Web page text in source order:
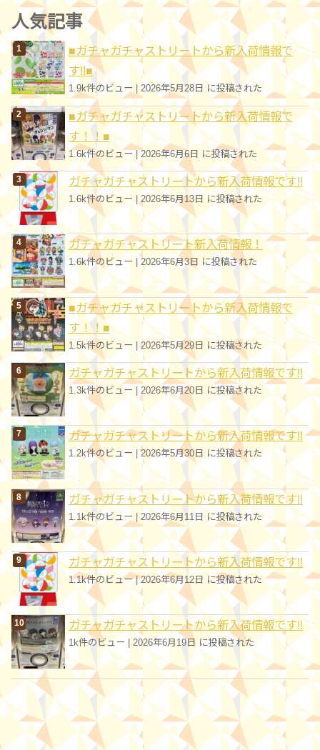
ゴ
リ
ー
人気記事
■ガチャガチャストリートから新入荷情報で
す!!■
1.9k件のビュー 2026年5月28日 に投稿された
■ガチャガチャストリートから新入荷情報で
す！！■
1.6k件のビュー|2026年6月6日 に投稿された
ガチャガチャストリートから新入荷情報です!!
1.6k件のビュー |2026年6月13日 に投稿された
ガチャガチャストリート新入荷情報！
1.6k件のビュー| 2026年6月3日 に投稿された
■ガチャガチャストリートから新入荷情報で
す！！■
1.5k件のビュー|2026年5月29日 に投稿された
ガチャガチャストリートから新入荷情報です!!
1.3k件のビュー| 2026年6月20日 に投稿された
ガチャガチャストリートから新入荷情報です!!
1.2k件のビュー|2026年5月30日 に投稿された
ガチャガチャストリートから新入荷情報です!!
1.1k件のビュー | 2026年6月11日 に投稿された
ガチャガチャストリートから新入荷情報です!!
1.1k件のビュー|2026年6月12日 に投稿された
ガチャガチャストリートから新入荷情報です!!
1k件のビュー 2026年6月19日 に投稿された